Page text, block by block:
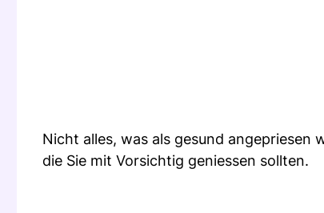
Nicht alles, was als gesund angepriesen
die Sie mit Vorsichtig geniessen sollten.